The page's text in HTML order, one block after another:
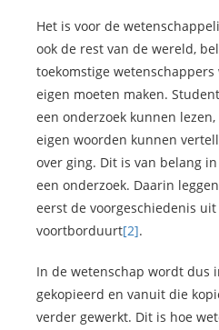
Het is voor de
ook de rest van de wereld,
toekomstige
eigen moeten maken.
een onderzoek kunnen
eigen woorden kunnen
over ging. Dit is van belang
een onderzoek. Daarin
eerst de voorgeschiedenis
voortborduurt[2].
In de wetenschap wordt dus
gekopieerd en vanuit die
verder gewerkt. Dit is hoe